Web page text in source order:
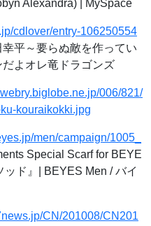
Alexandra) | MySpace
cdlover/entry-106250554
平～要らぬ敵を作ってい
よオレ竜ドラゴンズ
006/821/
kouraikokki.jpg
men/campaign/1005_
Special Scarf for BEYE
ド』| BEYES Men / バイ
CN/201008/CN201